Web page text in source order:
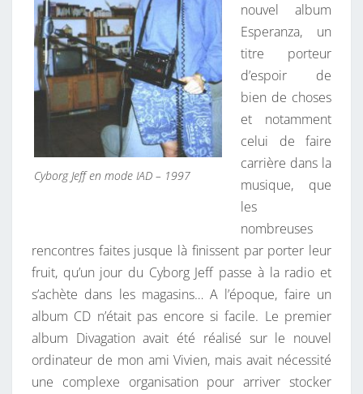
Cyborg Jeff en mode IAD – 1997
nouvel album
Esperanza, un
titre porteur
d’espoir de
bien de choses
et notamment
celui de faire
carrière dans la
musique, que
les
nombreuses
rencontres faites jusque là finissent par porter leur
fruit, qu’un jour du Cyborg Jeff passe à la radio et
s’achète dans les magasins… A l’époque, faire un
album CD n’était pas encore si facile. Le premier
album Divagation avait été réalisé sur le nouvel
ordinateur de mon ami Vivien, mais avait nécessité
une complexe organisation pour arriver stocker